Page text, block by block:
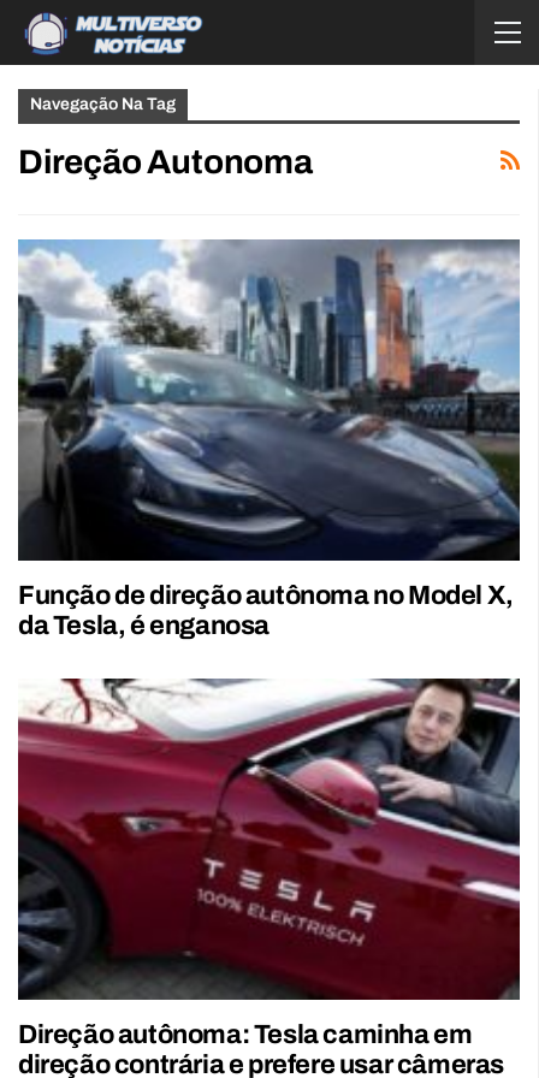
Navegação Na Tag
Direção Autonoma
Função de direção autônoma no Model X,
da Tesla, é enganosa
Direção autônoma: Tesla caminha em
direção contrária e prefere usar câmeras